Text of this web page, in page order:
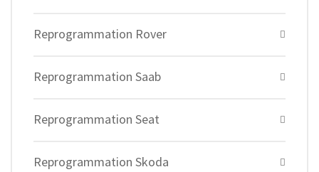
Reprogrammation Rover
Reprogrammation Saab
Reprogrammation Seat
Reprogrammation Skoda